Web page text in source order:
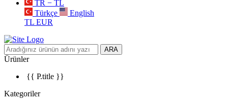
TR − TL
Türkçe
English
TL EUR
ARA
Ürünler
{{ P.title }}
Kategoriler